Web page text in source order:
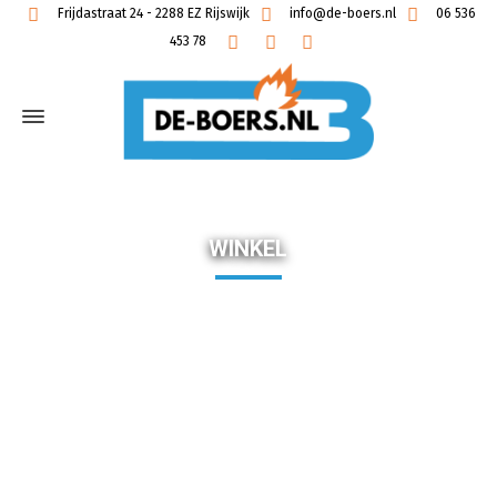
Frijdastraat 24 - 2288 EZ Rijswijk info@de-boers.nl
06 536
453 78
WINKEL